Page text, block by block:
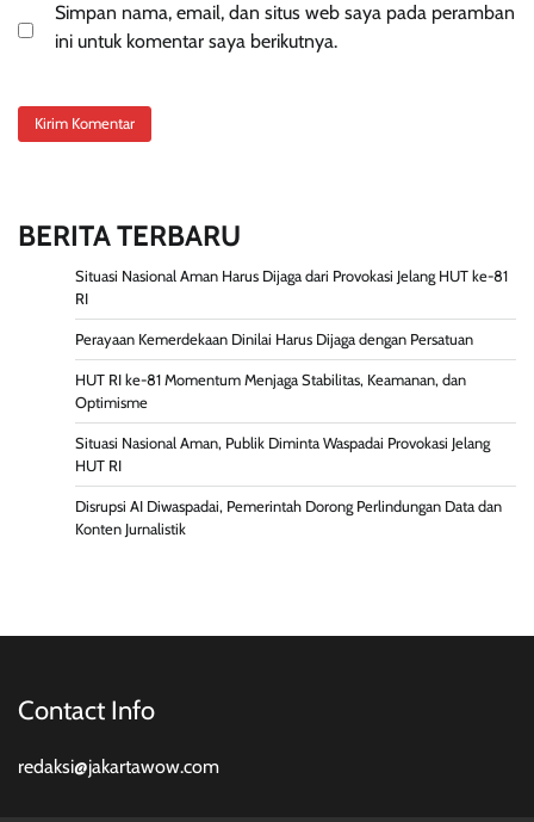
Simpan nama, email, dan situs web saya pada peramban
ini untuk komentar saya berikutnya.
BERITA TERBARU
Situasi Nasional Aman Harus Dijaga dari Provokasi Jelang HUT ke-81
RI
Perayaan Kemerdekaan Dinilai Harus Dijaga dengan Persatuan
HUT RI ke-81 Momentum Menjaga Stabilitas, Keamanan, dan
Optimisme
Situasi Nasional Aman, Publik Diminta Waspadai Provokasi Jelang
HUT RI
Disrupsi AI Diwaspadai, Pemerintah Dorong Perlindungan Data dan
Konten Jurnalistik
Contact Info
redaksi@jakartawow.com